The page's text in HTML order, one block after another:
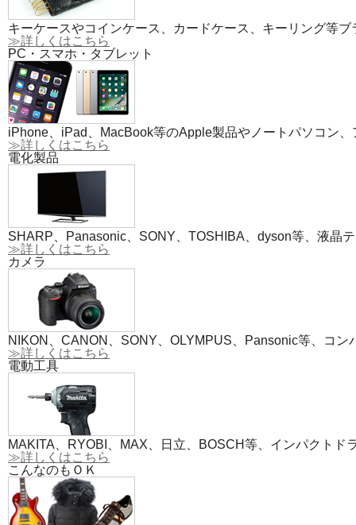
キーケースやコインケース、カードケース、キーリング等
≫詳しくはこちら
PC・スマホ・タブレット
iPhone、iPad、MacBook等のApple製品やノートパソコン
≫詳しくはこちら
電化製品
SHARP、Panasonic、SONY、TOSHIBA、dyson等、液晶
≫詳しくはこちら
カメラ
NIKON、CANON、SONY、OLYMPUS、Pansonic等、コ
≫詳しくはこちら
電動工具
MAKITA、RYOBI、MAX、日立、BOSCH等、インパクト
≫詳しくはこちら
こんなのもＯＫ